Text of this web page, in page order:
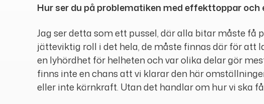
Hur ser du på problematiken med effekttoppar och
Jag ser detta som ett pussel, där alla bitar måste
jätteviktig roll i det hela, de måste finnas där för att
en lyhördhet för helheten och var olika delar gör
finns inte en chans att vi klarar den här
eller inte kärnkraft. Utan det handlar om hur vi ska